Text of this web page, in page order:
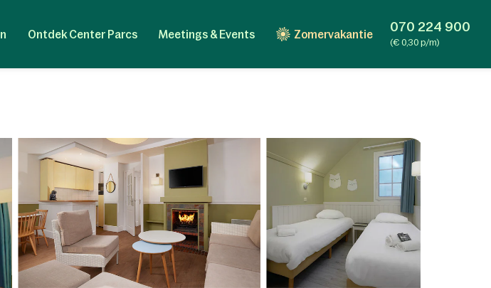
Ontdek Center Parcs Meetings & Events Zomervakantie 070 224 900
(€ 0,30 p/m)